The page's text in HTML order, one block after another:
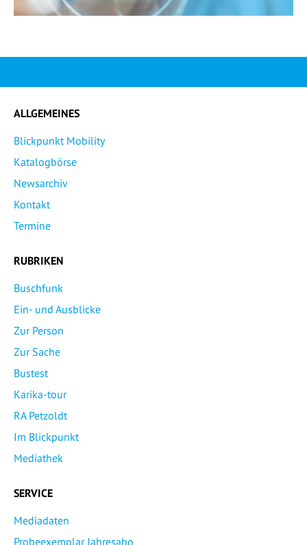
ALLGEMEINES
Blickpunkt Mobility
Katalogbörse
Newsarchiv
Kontakt
Termine
RUBRIKEN
Buschfunk
Ein- und Ausblicke
Zur Person
Zur Sache
Bustest
Karika-tour
RA Petzoldt
Im Blickpunkt
Mediathek
SERVICE
Mediadaten
Probeexemplar Jahresabo